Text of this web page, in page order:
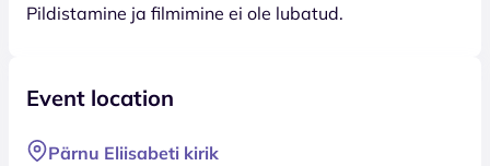
Pildistamine ja filmimine ei ole lubatud.
Event location
Pärnu Eliisabeti kirik